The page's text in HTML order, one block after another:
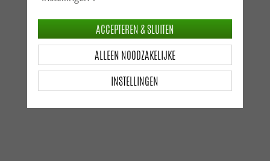
INSTELLINGEN
ALLEEN NOODZAKELIJKE
ACCEPTEREN & SLUITEN